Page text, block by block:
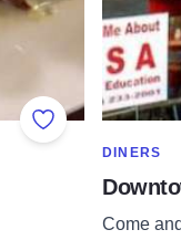
Add to Favorites
SHOW
DINERS
Come